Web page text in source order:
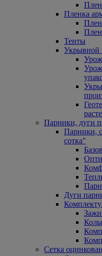
Пленка
Тенты
Укрывной
Парники, дуги
Парники,
сотка"
Дуги
Сетка